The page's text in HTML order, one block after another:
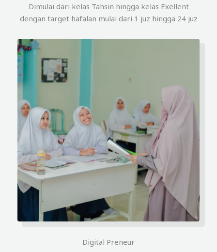
Dimulai dari kelas Tahsin hingga kelas Exellent
dengan target hafalan mulai dari 1 juz hingga 24 juz
Digital Preneur